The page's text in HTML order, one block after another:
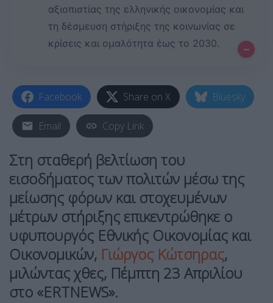
αξιοπιστίας της ελληνικής οικονομίας και
τη δέσμευση στήριξης της κοινωνίας σε
κρίσεις και ομαλότητα έως το 2030.
–
Facebook Share on X Bluesky
Email Copy Link
Στη σταθερή βελτίωση του
εισοδήματος των πολιτών μέσω της
μείωσης φόρων και στοχευμένων
μέτρων στήριξης επικεντρώθηκε ο
υφυπουργός Εθνικής Οικονομίας και
Οικονομικών, Γιώργος Κώτσηρας,
μιλώντας χθες, Πέμπτη 23 Απριλίου
στο «ERTNEWS».